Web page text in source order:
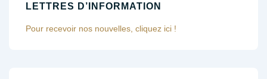
LETTRES D’INFORMATION
Pour recevoir nos nouvelles, cliquez ici !